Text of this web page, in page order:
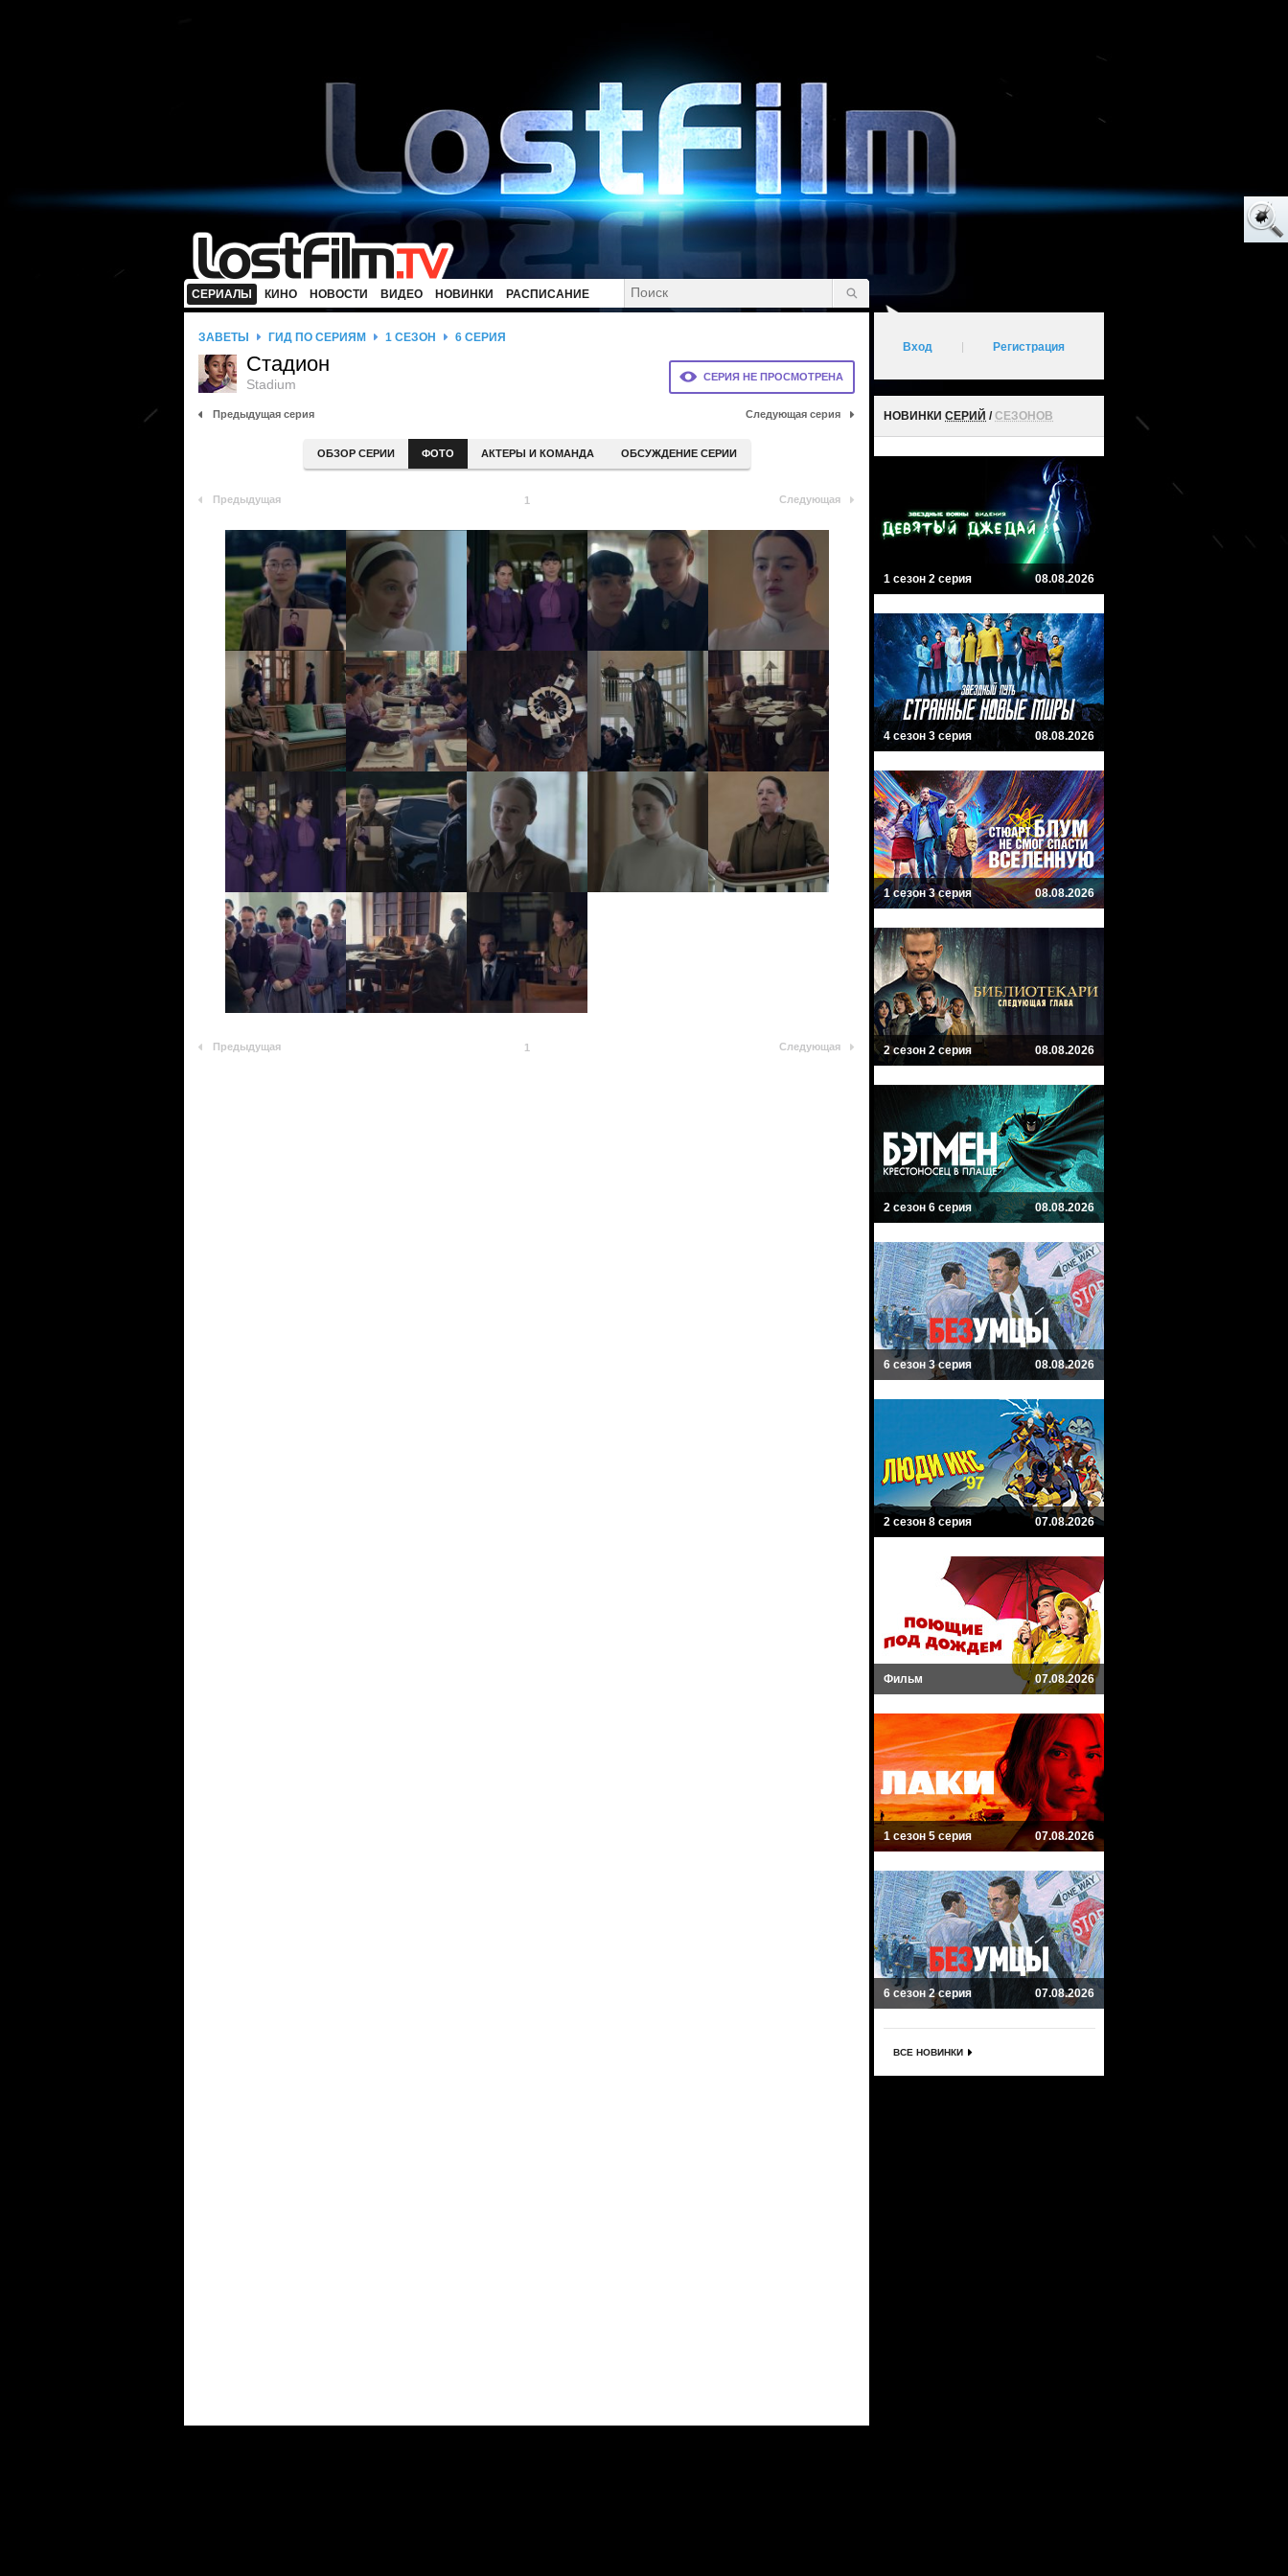
СЕРИАЛЫ КИНО НОВОСТИ ВИДЕО НОВИНКИ РАСПИСАНИЕ
СЕРИЯ НЕ ПРОСМОТРЕНА
ЗАВЕТЫ ГИД ПО СЕРИЯМ 1 СЕЗОН 6 СЕРИЯ
Стадион
Stadium
Предыдущая серия Следующая серия
ОБЗОР СЕРИИ ФОТО АКТЕРЫ И КОМАНДА ОБСУЖДЕНИЕ СЕРИИ
Предыдущая 1 Следующая
Предыдущая 1 Следующая
Вход Регистрация
НОВИНКИ СЕРИЙ /СЕЗОНОВ
1 сезон 2 серия 08.08.2026
4 сезон 3 серия 08.08.2026
1 сезон 3 серия 08.08.2026
2 сезон 2 серия 08.08.2026
2 сезон 6 серия 08.08.2026
6 сезон 3 серия 08.08.2026
2 сезон 8 серия 07.08.2026
Фильм 07.08.2026
1 сезон 5 серия 07.08.2026
6 сезон 2 серия 07.08.2026
ВСЕ НОВИНКИ